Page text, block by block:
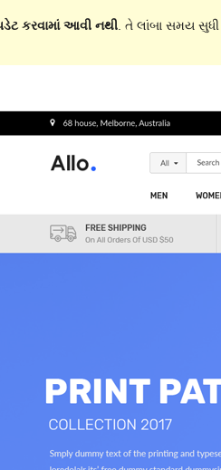
કરવામાં આવી નથી. તે લાંબા સમય